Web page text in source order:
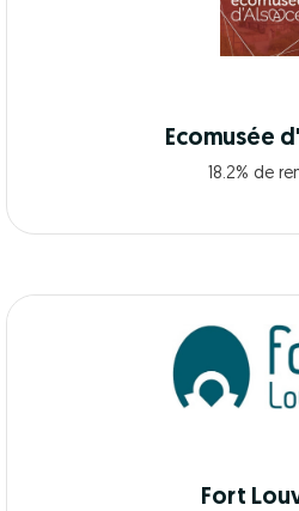
Ecomusée
18.2% de
Fort